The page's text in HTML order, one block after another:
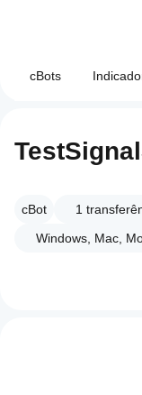
cBots
cBot 1
Windows, Mac,